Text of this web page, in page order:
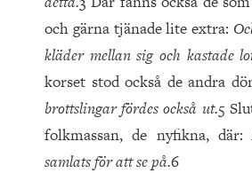
och gärna tjänade lite extra:
kläder mellan sig och kastade
korset stod också de andra
brottslingar fördes också ut.5
folkmassan, de nyfikna, där:
samlats för att se på.6